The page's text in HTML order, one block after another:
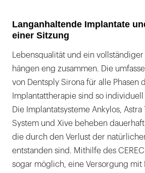
Langanhaltende Implantate
einer Sitzung
Lebensqualität und ein
hängen eng zusammen. Die
von Dentsply Sirona für alle Phasen
Implantattherapie sind so
Die Implantatsysteme Ankylos,
System und Xive beheben dauerhaft
die durch den Verlust der
entstanden sind. Mithilfe des
sogar möglich, eine Versorgung mit